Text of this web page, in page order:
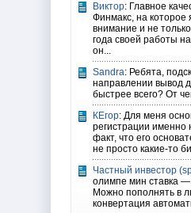
Виктор: Главное
Финмакс, на которое
внимание и не
года своей работы
он...
Sandra: Ребята,
направлении вывод
быстрее всего? От
КЕгор: Для меня
регистрации именно
факт, что его
не просто какие-то
Частный инвестор
олимпе мин ставка
Можно пополнять в
конвертация